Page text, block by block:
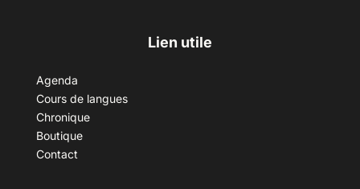
Lien utile
Agenda
Cours de langues
Chronique
Boutique
Contact